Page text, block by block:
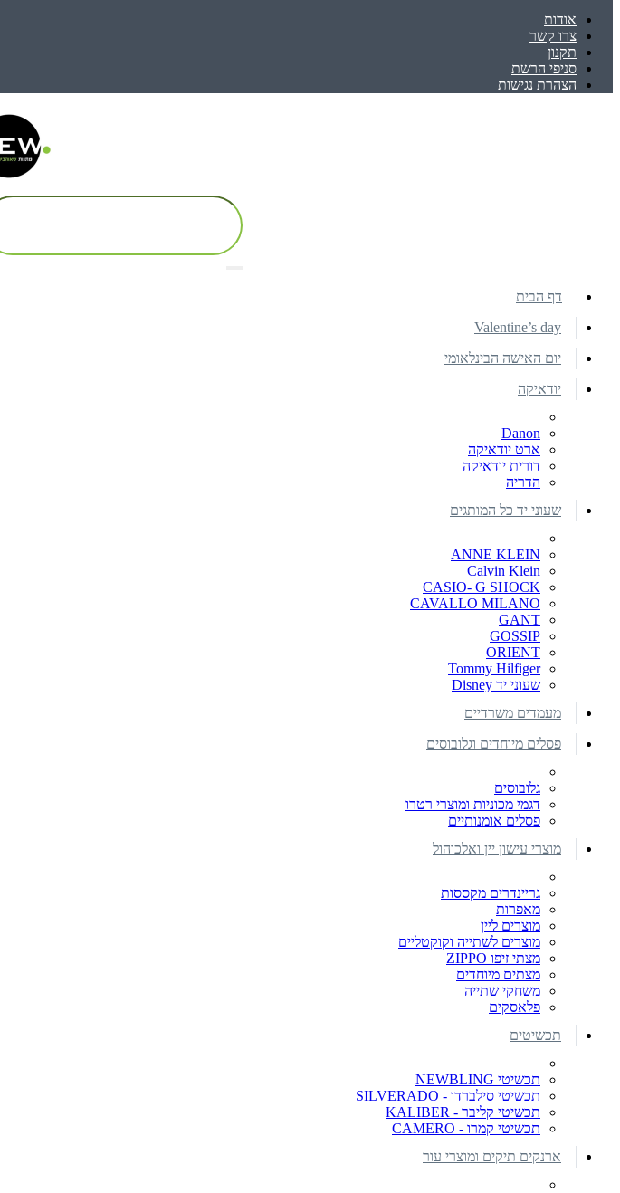
אודות
צרו קשר
תקנון
סניפי הרשת
הצהרת נגישות
דף הבית
Valentine’s day
יום האישה הבינלאומי
יודאיקה
Danon
ארט יודאיקה
דורית יודאיקה
הדריה
שעוני יד כל המותגים
ANNE KLEIN
Calvin Klein
CASIO- G SHOCK
CAVALLO MILANO
GANT
GOSSIP
ORIENT
Tommy Hilfiger
שעוני יד Disney
מעמדים משרדיים
פסלים מיוחדים וגלובוסים
גלובוסים
דגמי מכוניות ומוצרי רטרו
פסלים אומנותיים
מוצרי עישון יין ואלכוהול
גריינדרים מקססות
מאפרות
מוצרים ליין
מוצרים לשתייה וקוקטליים
מצתי זיפו ZIPPO
מצתים מיוחדים
משחקי שתייה
פלאסקים
תכשיטים
תכשיטי NEWBLING
תכשיטי סילברדו - SILVERADO
תכשיטי קליבר - KALIBER
תכשיטי קמרו - CAMERO
ארנקים תיקים ומוצרי עור